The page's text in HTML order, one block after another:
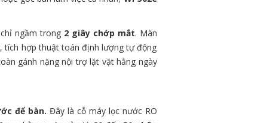
ngầm trong 2 giây chớp mắt. Màn
tích hợp thuật toán định lượng tự động
gánh nặng nội trợ lặt vặt hằng ngày
để bàn. Đây là cỗ máy lọc nước RO